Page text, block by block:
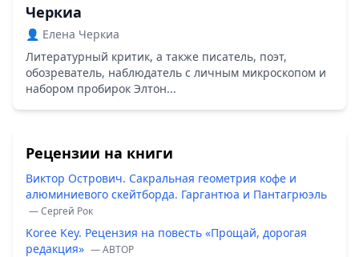
Черкиа
👤 Елена Черкиа
Литературный критик, а также писатель, поэт,
обозреватель, наблюдатель с личным микроскопом и
набором пробирок Элтон...
Рецензии на книги
Виктор Острович. Сакральная геометрия кофе и
алюминиевого скейтборда. Гаргантюа и Пантагрюэль
— Сергей Рок
Koree Key. Рецензия на повесть «Прощай, дорогая
редакция» — ABTOP